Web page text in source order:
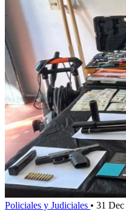
Policiales y Judiciales • 31